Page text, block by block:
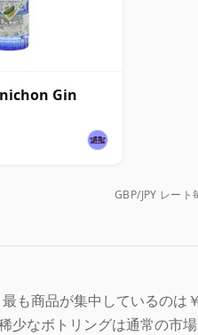
Gin
GBP/JPY レート
も商品が集中しているのは
少なボトリングは通常の市